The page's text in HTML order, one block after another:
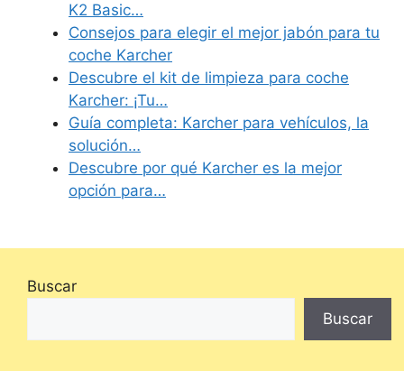
K2 Basic…
Consejos para elegir el mejor jabón para tu
coche Karcher
Descubre el kit de limpieza para coche
Karcher: ¡Tu…
Guía completa: Karcher para vehículos, la
solución…
Descubre por qué Karcher es la mejor
opción para…
Buscar
Buscar